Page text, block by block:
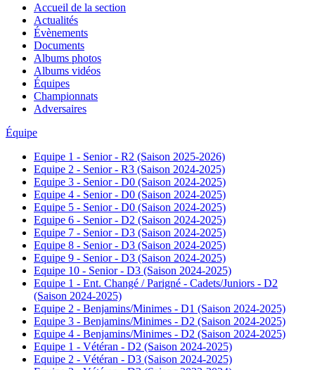
Accueil de la section
Actualités
Évènements
Documents
Albums photos
Albums vidéos
Équipes
Championnats
Adversaires
Équipe
Equipe 1 - Senior - R2 (Saison 2025-2026)
Equipe 2 - Senior - R3 (Saison 2024-2025)
Equipe 3 - Senior - D0 (Saison 2024-2025)
Equipe 4 - Senior - D0 (Saison 2024-2025)
Equipe 5 - Senior - D0 (Saison 2024-2025)
Equipe 6 - Senior - D2 (Saison 2024-2025)
Equipe 7 - Senior - D3 (Saison 2024-2025)
Equipe 8 - Senior - D3 (Saison 2024-2025)
Equipe 9 - Senior - D3 (Saison 2024-2025)
Equipe 10 - Senior - D3 (Saison 2024-2025)
Equipe 1 - Ent. Changé / Parigné - Cadets/Juniors - D2
(Saison 2024-2025)
Equipe 2 - Benjamins/Minimes - D1 (Saison 2024-2025)
Equipe 3 - Benjamins/Minimes - D2 (Saison 2024-2025)
Equipe 4 - Benjamins/Minimes - D2 (Saison 2024-2025)
Equipe 1 - Vétéran - D2 (Saison 2024-2025)
Equipe 2 - Vétéran - D3 (Saison 2024-2025)